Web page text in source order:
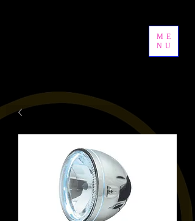
ME
NU